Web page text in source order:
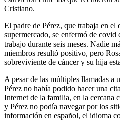
Cristiano.
El padre de Pérez, que trabaja en el
supermercado, se enfermó de
trabajo durante seis meses. Nadie
miembros resultó positivo, pero
sobreviviente de cáncer y su hija
A pesar de las múltiples llamadas a
Pérez no había podido hacer una
Internet de la familia, en la cercana
y Pérez no podía navegar por los
información en español, el idioma